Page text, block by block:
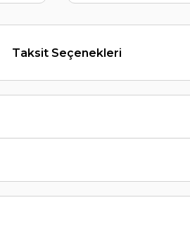
Taksit Seçenekleri